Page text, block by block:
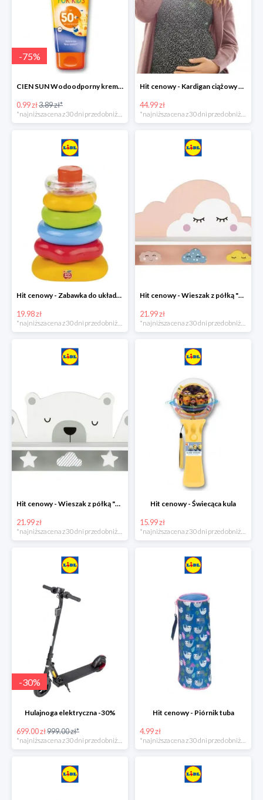
-75%
CIEN SUN Wodoodporny krem do opalania dla dzieci SPF 50 -39%
0.99 zł3.89 zł*
*najniższa cena z 30 dni przed obniżką
Hit cenowy - Kardigan ciążowy z biobawełny
44.99 zł
*najniższa cena z 30 dni przed obniżką
Hit cenowy - Zabawka do układania
19.98 zł
Hit cenowy - Wieszak z półką "Chmurka"
21.99 zł
Hit cenowy - Wieszak z półką "Miś"
21.99 zł
*najniższa cena z 30 dni przed obniżką
Hit cenowy - Świecąca kula
15.99 zł
*najniższa cena z 30 dni przed obniżką
-30%
Hulajnoga elektryczna -30%
699.00 zł999.00 zł*
Hit cenowy - Piórnik tuba
4.99 zł